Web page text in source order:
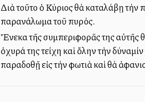
Διὰ τοῦτο ὁ Κύριος θὰ καταλάβῃ τὴν
παρανάλωμα τοῦ πυρός.
Ἕνεκα τῆς συμπεριφορᾶς της αὐτῆς
ὀχυρά της τείχη καὶ ὅλην τὴν
παραδοθῇ εἰς τὴν φωτιὰ καὶ θὰ